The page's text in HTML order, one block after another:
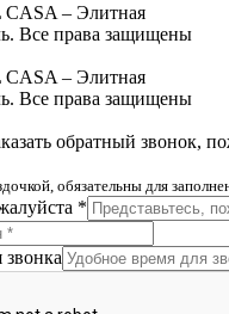
– Элитная
Все права защищены
– Элитная
Все права защищены
обратный звонок,
обязательны для
*
звонка